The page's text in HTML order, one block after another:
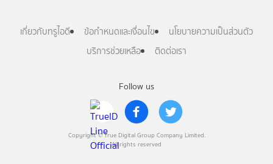
Follow us
Copyright © True Digital Group Company Limited.
All rights reserved
เกี่ยวกับทรูไอดี ข้อกำหนดและเงื่อนไข
นโยบายความเป็นส่วนตัว
บริการช่วยเหลือ
ติดต่อเรา